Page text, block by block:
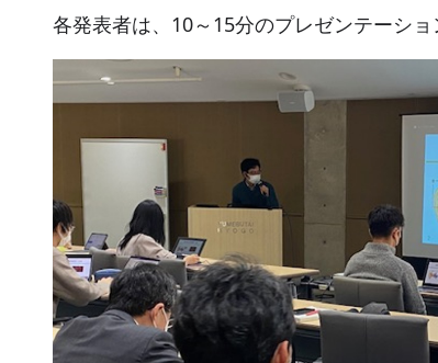
各発表者は、10～15分のプレゼンテーシ